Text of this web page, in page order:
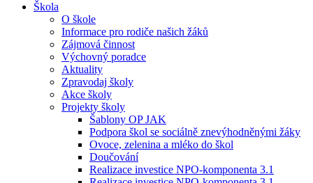
Škola
O škole
Informace pro rodiče našich žáků
Zájmová činnost
Výchovný poradce
Aktuality
Zpravodaj školy
Akce školy
Projekty školy
Šablony OP JAK
Podpora škol se sociálně znevýhodněnými žáky
Ovoce, zelenina a mléko do škol
Doučování
Realizace investice NPO-komponenta 3.1